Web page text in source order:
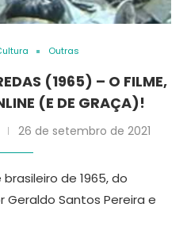
Outras
(1965) – O FILME,
(E DE GRAÇA)!
26 de setembro de 2021
de 1965, do
Geraldo Santos Pereira e